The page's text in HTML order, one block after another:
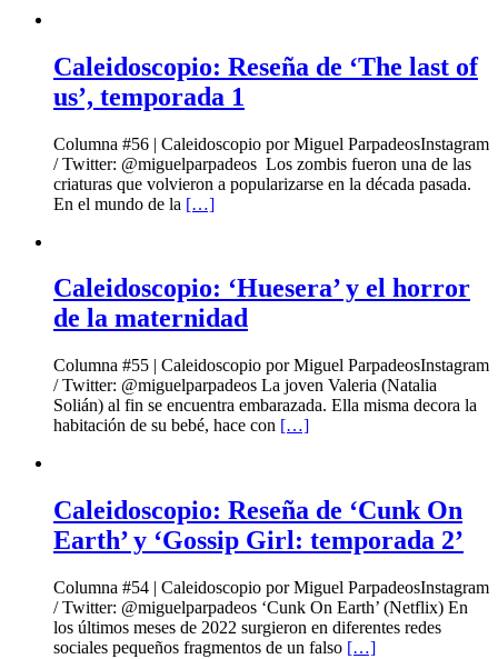
Caleidoscopio: Reseña de ‘The last of
us’, temporada 1
Columna #56 | Caleidoscopio por Miguel ParpadeosInstagram
/ Twitter: @miguelparpadeos Los zombis fueron una de las
criaturas que volvieron a popularizarse en la década pasada.
En el mundo de la […]
Caleidoscopio: ‘Huesera’ y el horror
de la maternidad
Columna #55 | Caleidoscopio por Miguel ParpadeosInstagram
/ Twitter: @miguelparpadeos La joven Valeria (Natalia
Solián) al fin se encuentra embarazada. Ella misma decora la
habitación de su bebé, hace con […]
Caleidoscopio: Reseña de ‘Cunk On
Earth’ y ‘Gossip Girl: temporada 2’
Columna #54 | Caleidoscopio por Miguel ParpadeosInstagram
/ Twitter: @miguelparpadeos ‘Cunk On Earth’ (Netflix) En
los últimos meses de 2022 surgieron en diferentes redes
sociales pequeños fragmentos de un falso […]